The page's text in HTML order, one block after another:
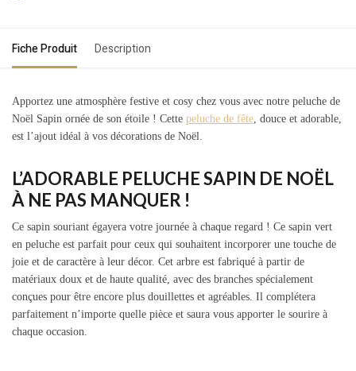
Fiche Produit Description
Apportez une atmosphère festive et cosy chez vous avec notre peluche de
Noël Sapin ornée de son étoile ! Cette peluche de fête , douce et adorable,
est l’ajout idéal à vos décorations de Noël.
L’ADORABLE PELUCHE SAPIN DE NOËL
À NE PAS MANQUER !
Ce sapin souriant égayera votre journée à chaque regard ! Ce sapin vert
en peluche est parfait pour ceux qui souhaitent incorporer une touche de
joie et de caractère à leur décor. Cet arbre est fabriqué à partir de
matériaux doux et de haute qualité, avec des branches spécialement
conçues pour être encore plus douillettes et agréables. Il complétera
parfaitement n’importe quelle pièce et saura vous apporter le sourire à
chaque occasion.